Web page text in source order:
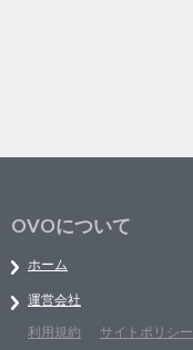
OVOについて
ホーム
運営会社
利用規約
サイトポリシー